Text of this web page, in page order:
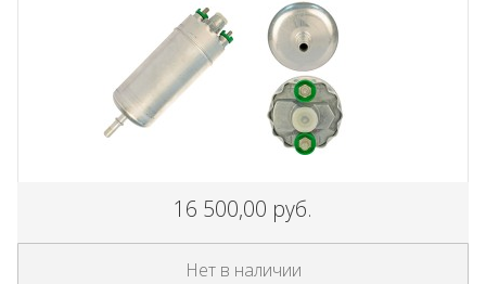
16 500,00 руб.
Нет в наличии